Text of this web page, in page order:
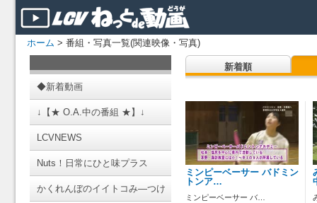
ホーム > 番組・写真一覧(関連映像・写真)
◆新着動画
↓【★ O.A.中の番組 ★】↓
LCVNEWS
Nuts！日常にひと味プラス
かくれんぼのイイトコみ―つけ
新着順
ミンピーベーサー バドミン
トンア…
ミンピーベーサー バ…